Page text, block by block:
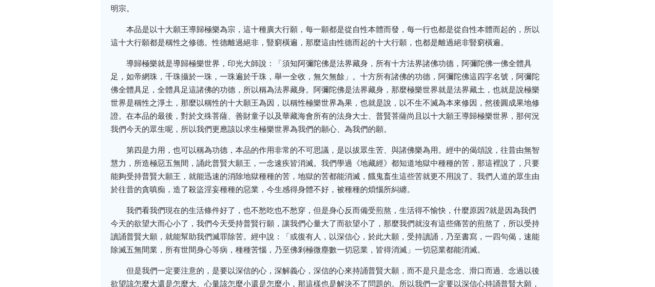
明宗。
本品是以十大願王導歸極樂為宗，這十種廣大行願，每一願都是從自性本體而發，每一行也都是從自性本體而起的，所以
這十大行願都是稱性之修德。性德離過絕非，豎窮橫遍，那麼這由性德而起的十大行願，也都是離過絕非豎窮橫遍。
導歸極樂就是導歸極樂世界，印光大師說：「須知阿彌陀佛是法界藏身，所有十方法界諸佛功德，阿彌陀佛一佛全體具
足，如帝網珠，千珠攝於一珠，一珠遍於千珠，舉一全收，無欠無餘」。十方所有諸佛的功德，阿彌陀佛這四字名號，阿彌陀
佛全體具足，全體具足這諸佛的功德，所以稱為法界藏身。阿彌陀佛是法界藏身，那麼極樂世界就是法界藏土，也就是說極樂
世界是稱性之淨土，那麼以稱性的十大願王為因，以稱性極樂世界為果，也就是說，以不生不滅為本來修因，然後圓成果地修
證。在本品的最後，對於文殊菩薩、善財童子以及華藏海會所有的法身大士、普賢菩薩尚且以十大願王導歸極樂世界，那何況
我們今天的眾生呢，所以我們更應該以求生極樂世界為我們的願心、為我們的願。
第四是力用，也可以稱為功德，本品的作用非常的不可思議，是以拔眾生苦、與諸佛樂為用。經中的偈頌說，往昔由無智
慧力，所造極惡五無間，誦此普賢大願王，一念速疾皆消滅。我們學過《地藏經》都知道地獄中種種的苦，那這裡說了，只要
能夠受持普賢大願王，就能迅速的消除地獄種種的苦，地獄的苦都能消滅，餓鬼畜生這些苦就更不用說了。我們人道的眾生由
於往昔的貪嗔痴，造了殺盜淫妄種種的惡業，今生感得身體不好，被種種的煩惱所糾纏。
我們看我們現在的生活條件好了，也不愁吃也不愁穿，但是身心反而備受煎熬，生活得不愉快，什麼原因?就是因為我們
今天的欲望大而心小了，我們今天受持普賢行願，讓我們心量大了而欲望小了，那麼我們就沒有這些痛苦的煎熬了，所以受持
讀誦普賢大願，就能幫助我們滅罪除苦。經中說：「或復有人，以深信心，於此大願，受持讀誦，乃至書寫，一四句偈，速能
除滅五無間業，所有世間身心等病，種種苦惱，乃至佛剎極微塵數一切惡業，皆得消滅」一切惡業都能消滅。
但是我們一定要注意的，是要以深信的心，深解義心，深信的心來持誦普賢大願，而不是只是念念、滑口而過、念過以後
欲望該怎麼大還是怎麼大、心量該怎麼小還是怎麼小，那這樣也是解決不了問題的。所以我們一定要以深信心持誦普賢大願，